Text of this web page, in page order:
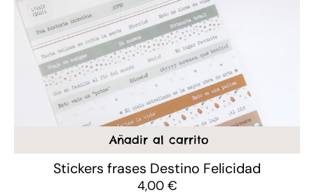
Añadir al carrito
Stickers frases Destino Felicidad
4,00 €